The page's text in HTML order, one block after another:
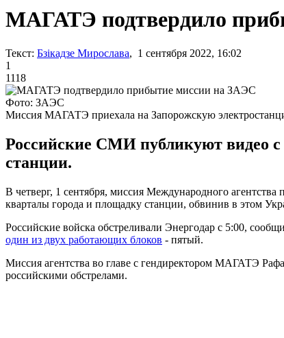
МАГАТЭ подтвердило
Текст: Бзікадзе Мирослава, 1 сентября 2022, 16:02
1
1118
Фото: ЗАЭС
Миссия МАГАТЭ приехала на Запорожскую
Российские СМИ публикуют видео с
станции.
В четверг, 1 сентября, миссия Международного
кварталы города и площадку станции, обвинив в этом
Российские войска обстреливали Энергодар с 5:00,
один из двух работающих блоков - пятый.
Миссия агентства во главе с гендиректором МАГАТЭ
российскими обстрелами.